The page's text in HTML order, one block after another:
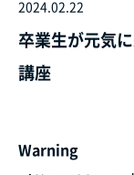
2024.02.22
卒業生が元気
講座
Warning